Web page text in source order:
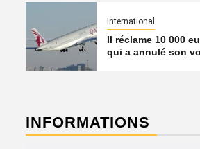
International
Il réclame 10 000
qui a annulé son
INFORMATIONS